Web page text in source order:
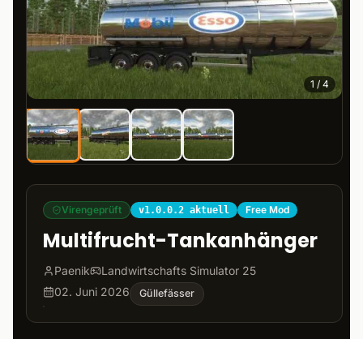
1 / 4
Virengeprüft v1.0.0.2 aktuell Free Mod
Multifrucht-Tankanhänger
Paenik
Landwirtschafts Simulator 25
02. Juni 2026
Güllefässer